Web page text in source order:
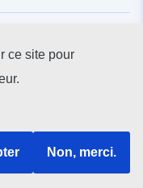
ce site pour
Non, merci.